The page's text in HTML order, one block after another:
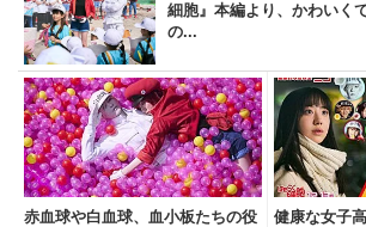
細胞』本編より、かわいく
の...
赤血球や白血球、血小板たちの役 健康な女子